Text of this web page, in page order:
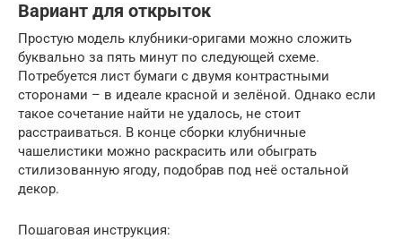
Вариант для открыток
Простую модель клубники-оригами можно сложить
буквально за пять минут по следующей схеме.
Потребуется лист бумаги с двумя контрастными
сторонами – в идеале красной и зелёной. Однако если
такое сочетание найти не удалось, не стоит
расстраиваться. В конце сборки клубничные
чашелистики можно раскрасить или обыграть
стилизованную ягоду, подобрав под неё остальной
декор.
Пошаговая инструкция: